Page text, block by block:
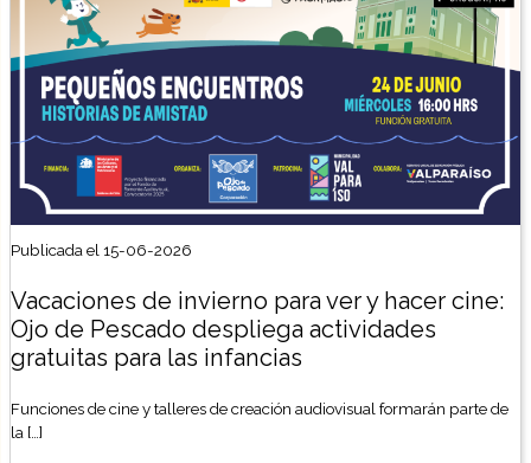
Publicada el 15-06-2026
Vacaciones de invierno para ver y hacer cine:
Ojo de Pescado despliega actividades
gratuitas para las infancias
Funciones de cine y talleres de creación audiovisual formarán parte de
la […]